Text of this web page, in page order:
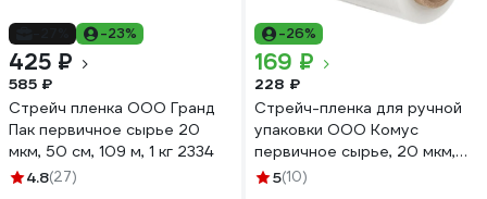
-23%
425 ₽
585 ₽
Стрейч пленка ООО Гранд
Пак первичное сырье 20
мкм, 50 см, 109 м, 1 кг 2334
4.8(27)
-26%
169 ₽
228 ₽
Стрейч-пленка для ручной
упаковки ООО Комус
первичное сырье, 20 мкм,
12,5 см, 125 м, 0,29 кг нетто,
5(10)